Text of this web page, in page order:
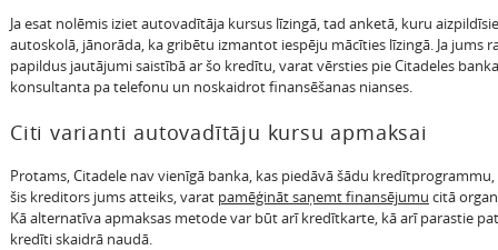
Ja esat nolēmis iziet autovadītāja kursus līzingā, tad anketā, kuru
autoskolā, jānorāda, ka gribētu izmantot iespēju mācīties līzingā. Ja jums
papildus jautājumi saistībā ar šo kredītu, varat vērsties pie Citadeles
konsultanta pa telefonu un noskaidrot finansēšanas nianses.
Citi varianti autovadītāju kursu apmaksai
Protams, Citadele nav vienīgā banka, kas piedāvā šādu kredītprogrammu,
šis kreditors jums atteiks, varat pamēģināt saņemt finansējumu citā
Kā alternatīva apmaksas metode var būt arī kredītkarte, kā arī parastie
kredīti skaidrā naudā.